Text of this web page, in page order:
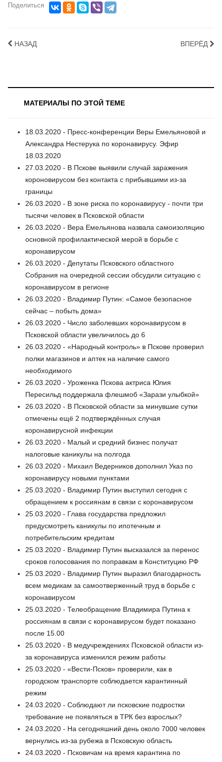
Поделиться
НАЗАД ВПЕРЁД
МАТЕРИАЛЫ ПО ЭТОЙ ТЕМЕ
18.03.2020 - Пресс-конференции Веры Емельяновой и
Александра Нестерука по коронавирусу. Эфир
18.03.2020
27.03.2020 - В Пскове выявили случай заражения
короновирусом без контакта с прибывшими из-за
границы
26.03.2020 - В зоне риска по коронавирусу - почти три
тысячи человек в Псковской области
26.03.2020 - Вера Емельянова назвала самоизоляцию
основной профилактической мерой в борьбе с
коронавирусом
26.03.2020 - Депутаты Псковского областного
Собрания на очередной сессии обсудили ситуацию с
коронавирусом в регионе
26.03.2020 - Владимир Путин: «Самое безопасное
сейчас – побыть дома»
26.03.2020 - Число заболевших коронавирусом в
Псковской области увеличилось до 6
26.03.2020 - «Народный контроль» в Пскове проверил
полки магазинов и аптек на наличие самого
необходимого
26.03.2020 - Уроженка Пскова актриса Юлия
Пересильд поддержала флешмоб «Зарази улыбкой»
26.03.2020 - В Псковской области за минувшие сутки
отмечены ещё 2 подтверждённых случая
коронавирусной инфекции
26.03.2020 - Малый и средний бизнес получат
налоговые каникулы на полгода
26.03.2020 - Михаил Ведерников дополнил Указ по
коронавирусу новыми пунктами
25.03.2020 - Владимир Путин выступил сегодня с
обращением к россиянам в связи с коронавирусом
25.03.2020 - Глава государства предложил
предусмотреть каникулы по ипотечным и
потребительским кредитам
25.03.2020 - Владимир Путин высказался за перенос
сроков голосования по поправкам в Конституцию РФ
25.03.2020 - Владимир Путин выразил благодарность
всем медикам за самоотверженный труд в борьбе с
коронавирусом
25.03.2020 - Телеобращение Владимира Путина к
россиянам в связи с коронавирусом будет показано
после 15.00
25.03.2020 - В медучреждениях Псковской области из-
за коронавируса изменился режим работы
25.03.2020 - «Вести-Псков» проверили, как в
городском транспорте соблюдается карантинный
режим
24.03.2020 - Соблюдают ли псковские подростки
требование не появляться в ТРК без взрослых?
24.03.2020 - На сегодняшний день около 7000 человек
вернулись из-за рубежа в Псковскую область
24.03.2020 - Псковичам на время карантина по